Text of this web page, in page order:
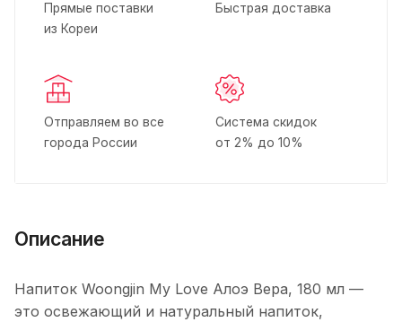
Прямые поставки
из Кореи
Быстрая доставка
Отправляем во все
города России
Система скидок
от 2% до 10%
Описание
Напиток Woongjin My Love Алоэ Вера, 180 мл —
это освежающий и натуральный напиток,